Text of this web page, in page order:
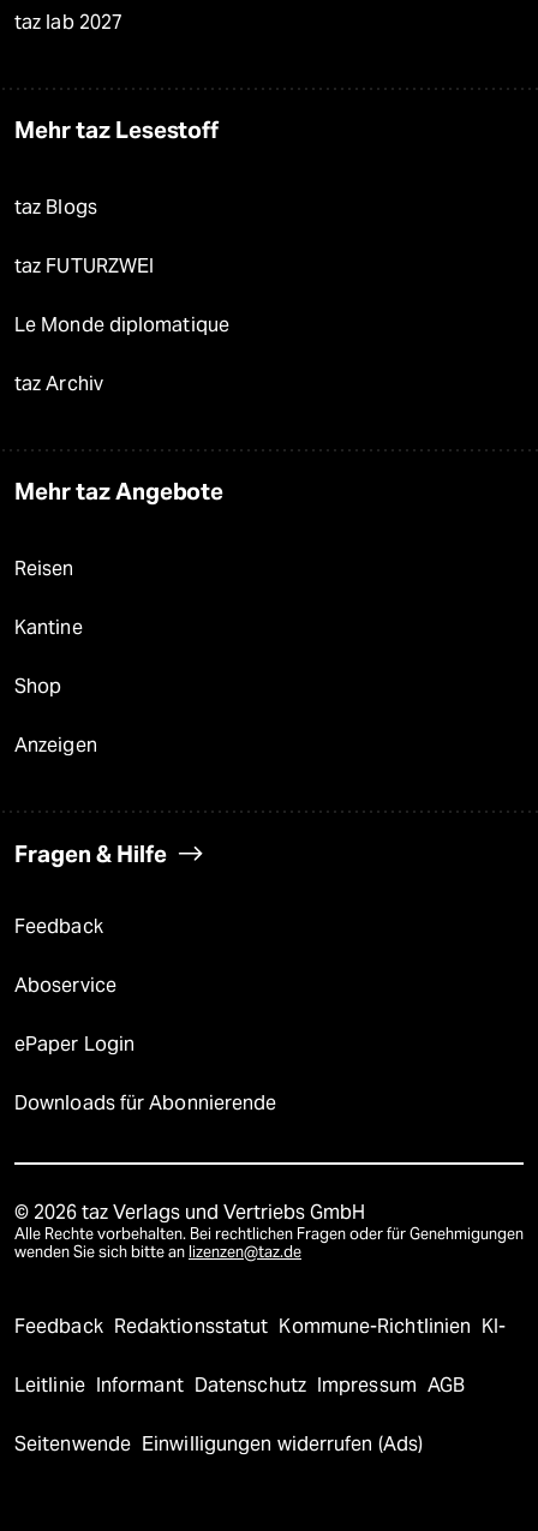
taz lab 2027
Mehr taz Lesestoff
taz Blogs
taz FUTURZWEI
Le Monde diplomatique
taz Archiv
Mehr taz Angebote
Reisen
Kantine
Shop
Anzeigen
Fragen & Hilfe
Feedback
Aboservice
ePaper Login
Downloads für Abonnierende
© 2026 taz Verlags und Vertriebs GmbH
Alle Rechte vorbehalten. Bei rechtlichen Fragen oder für Genehmigungen
wenden Sie sich bitte an lizenzen@taz.de
Feedback Redaktionsstatut Kommune-Richtlinien KI-
Leitlinie Informant Datenschutz Impressum AGB
Seitenwende Einwilligungen widerrufen (Ads)